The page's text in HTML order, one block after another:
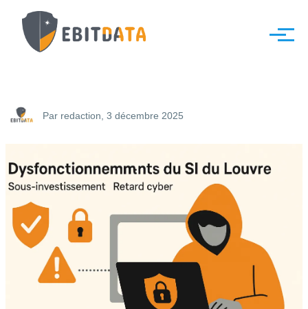
Aller au contenu principal
Menu
Par redaction, 3 décembre 2025
à
la
une